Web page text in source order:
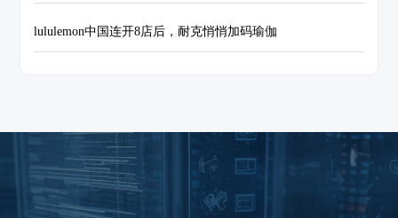
lululemon中国连开8店后，耐克悄悄加码瑜伽